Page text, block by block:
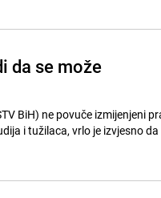
da se može
BiH) ne povuče izmijenjeni
i tužilaca, vrlo je izvjesno da